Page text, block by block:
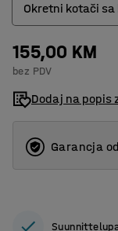
Okretni kotači sa
Fixed wheels
Okretni kotači
Okretni kotači sa
155,00 KM
bez PDV
Dodaj na popis
Garancja